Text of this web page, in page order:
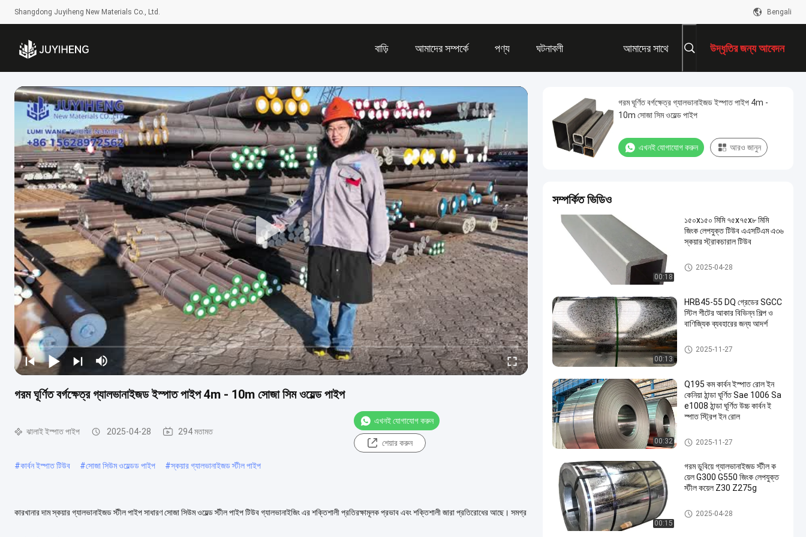
Shangdong Juyiheng New Materials Co., Ltd. Bengali
বাড়ি আমাদের সম্পর্কে পণ্য ঘটনাবলী আমাদের সাথে
যোগাযোগ করুন
উদ্ধৃতির জন্য আবেদন
গরম ঘূর্ণিত বর্গক্ষেত্র গ্যালভানাইজড ইস্পাত পাইপ 4m - 10m সোজা সিম ওয়েল্ড পাইপ
ঝালাই ইস্পাত পাইপ 2025-04-28 294 মতামত
এখনই যোগাযোগ করুন
শেয়ার করুন
#কার্বন ইস্পাত টিউব #সোজা সিউম ওয়েল্ডড পাইপ #স্কয়ার গ্যালভানাইজড স্টীল পাইপ
কারখানার দাম স্কয়ার গ্যালভানাইজড স্টীল পাইপ সাধারণ সোজা সিউম ওয়েল্ড স্টীল পাইপ টিউব গ্যালভানাইজিং এর শক্তিশালী প্রতিরক্ষামূলক প্রভাব এবং শক্তিশালী জারা প্রতিরোধের আছে। সমগ্র
গরম ঘূর্ণিত বর্গক্ষেত্র গ্যালভানাইজড ইস্পাত পাইপ 4m -
10m সোজা সিম ওয়েল্ড পাইপ
এখনই যোগাযোগ করুন আরও জানুন
সম্পর্কিত ভিডিও
00:18
১৫০x১৫০ মিমি ৭৫x৭৫x৮ মিমি
জিংক লেপযুক্ত টিউব এএসটিএম এ৩৬
স্কয়ার স্ট্রাকচারাল টিউব
ঝালাই ইস্পাত পাইপ
2025-04-28
00:13
HRB45-55 DQ গ্রেডের SGCC
স্টিল শীটের আকার বিভিন্ন শিল্প ও
বাণিজ্যিক ব্যবহারের জন্য আদর্শ
গ্যালভানাইজড স্টিল প্লেট
2025-11-27
00:32
Q195 কম কার্বন ইস্পাত রোল ইন
কেনিয়া ঠান্ডা ঘূর্ণিত Sae 1006 Sa
e1008 ঠান্ডা ঘূর্ণিত উচ্চ কার্বন ই
স্পাত স্ট্রিপ ইন রোল
কোল্ড রোলড কার্বন স্টিল কয়েল
2025-11-27
00:15
গরম ডুবিয়ে গ্যালভানাইজড স্টীল ক
য়েল G300 G550 জিংক লেপযুক্ত
স্টীল কয়েল Z30 Z275g
গ্যালভানাইজড স্টিলের কয়েল
2025-04-28